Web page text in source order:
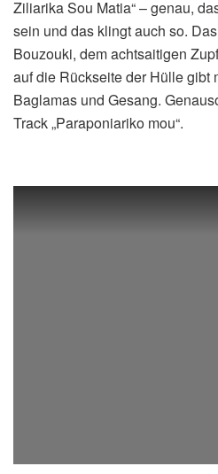
Ziliarika Sou Matia“ – genau,
sein und das klingt auch so.
Bouzouki, dem achtsaitigen
auf die Rückseite der Hülle gibt
Baglamas und Gesang.
Track „Paraponiariko mou“.